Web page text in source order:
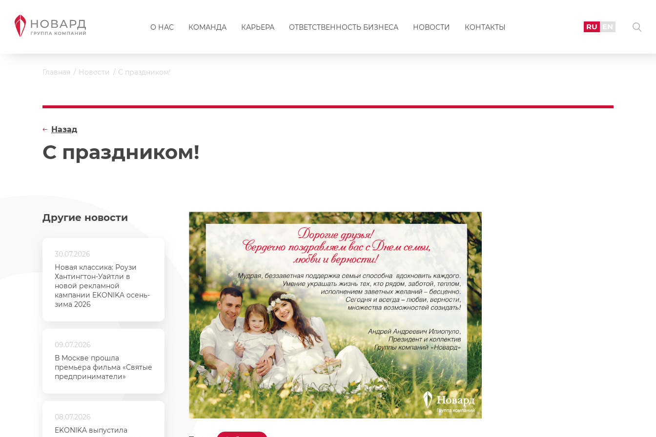
О НАС КОМАНДА КАРЬЕРА ОТВЕТСТВЕННОСТЬ БИЗНЕСА НОВОСТИ КОНТАКТЫ RU EN
Главная Новости С праздником!
С праздником!
Назад
Другие новости
30.07.2026
Новая классика: Роузи
Хантингтон-Уайтли в
новой рекламной
кампании EKONIKA осень-
зима 2026
09.07.2026
В Москве прошла
премьера фильма «Святые
предприниматели»
08.07.2026
EKONIKA выпустила